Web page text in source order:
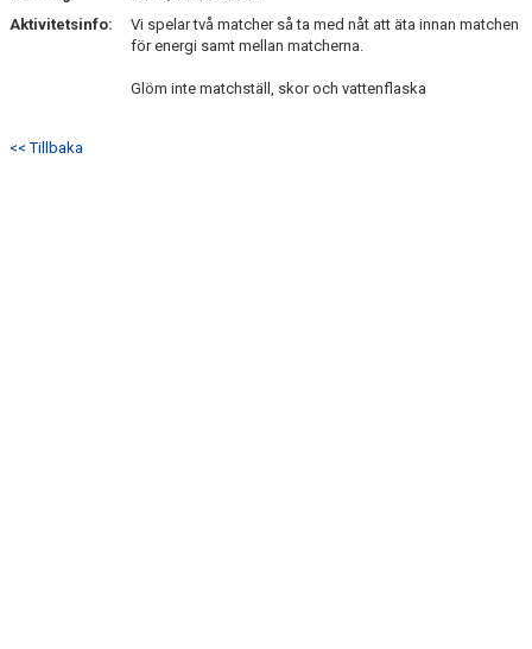
VÅRA LAG
Aktivitetsinfo:
Vi spelar två matcher så ta med nåt att äta innan matchen
för energi samt mellan matcherna.
Glöm inte matchställ, skor och vattenflaska
<< Tillbaka